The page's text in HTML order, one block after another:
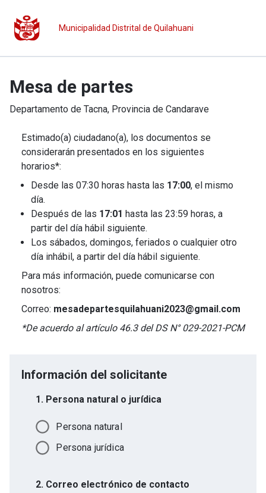
Municipalidad Distrital de Quilahuani
Mesa de partes
Departamento de Tacna, Provincia de Candarave
Estimado(a) ciudadano(a), los documentos se
considerarán presentados en los siguientes
horarios*:
Desde las 07:30 horas hasta las 17:00, el mismo
día.
Después de las 17:01 hasta las 23:59 horas, a
partir del día hábil siguiente.
Los sábados, domingos, feriados o cualquier otro
día inhábil, a partir del día hábil siguiente.
Para más información, puede comunicarse con
nosotros:
Correo: mesadepartesquilahuani2023@gmail.com
*De acuerdo al artículo 46.3 del DS N° 029-2021-PCM
Información del solicitante
1. Persona natural o jurídica
Persona natural
Persona jurídica
2. Correo electrónico de contacto